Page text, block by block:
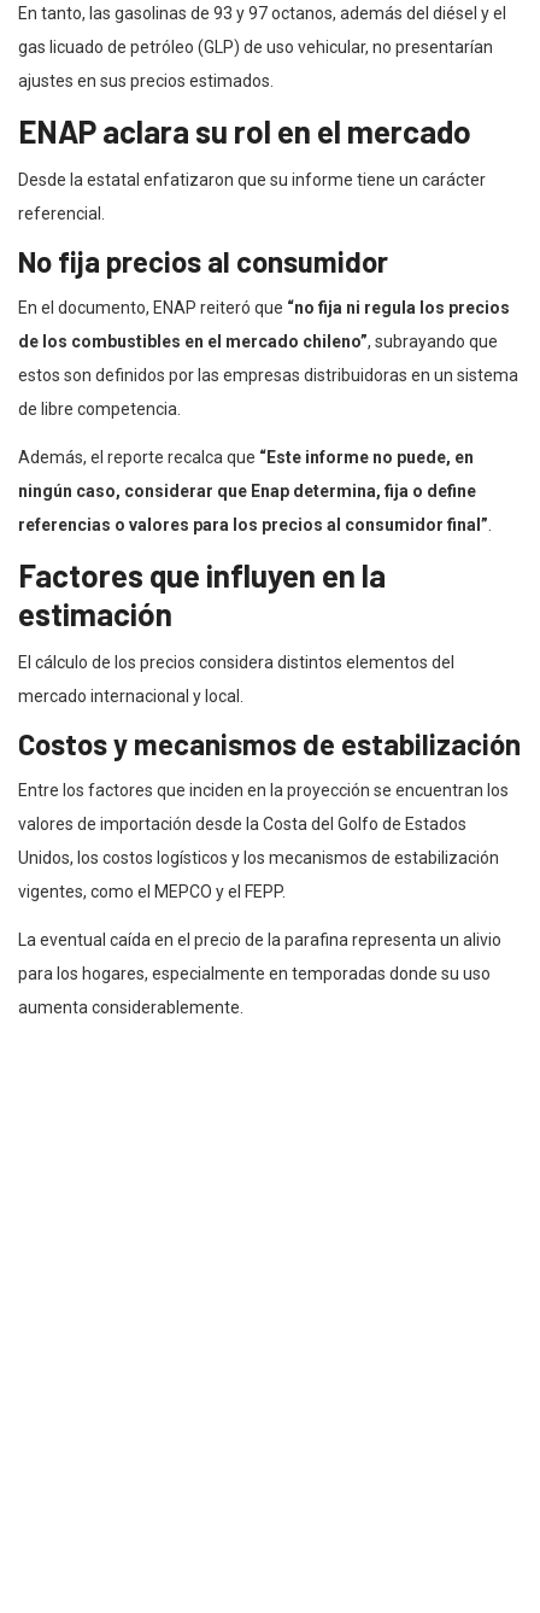
En tanto, las gasolinas de 93 y 97 octanos, además del diésel y el
gas licuado de petróleo (GLP) de uso vehicular, no presentarían
ajustes en sus precios estimados.
ENAP aclara su rol en el mercado
Desde la estatal enfatizaron que su informe tiene un carácter
referencial.
No fija precios al consumidor
En el documento, ENAP reiteró que “no fija ni regula los precios
de los combustibles en el mercado chileno”, subrayando que
estos son definidos por las empresas distribuidoras en un sistema
de libre competencia.
Además, el reporte recalca que “Este informe no puede, en
ningún caso, considerar que Enap determina, fija o define
referencias o valores para los precios al consumidor final”
Factores que influyen en la
estimación
El cálculo de los precios considera distintos elementos del
mercado internacional y local.
Costos y mecanismos de estabilización
Entre los factores que inciden en la proyección se encuentran los
valores de importación desde la Costa del Golfo de Estados
Unidos, los costos logísticos y los mecanismos de estabilización
vigentes, como el MEPCO y el FEPP.
La eventual caída en el precio de la parafina representa un alivio
para los hogares, especialmente en temporadas donde su uso
aumenta considerablemente.